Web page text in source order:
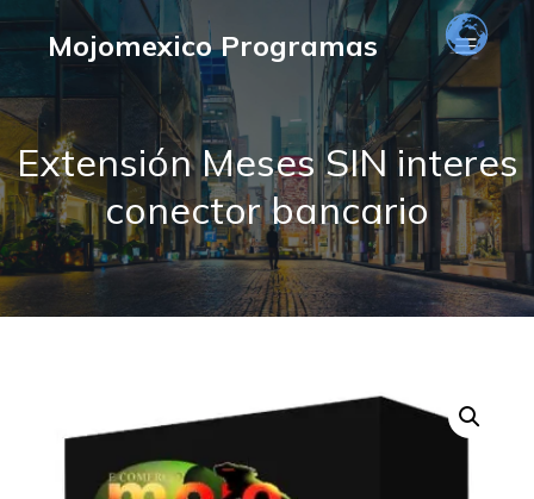
Mojomexico Programas
Extensión Meses SIN interes
conector bancario